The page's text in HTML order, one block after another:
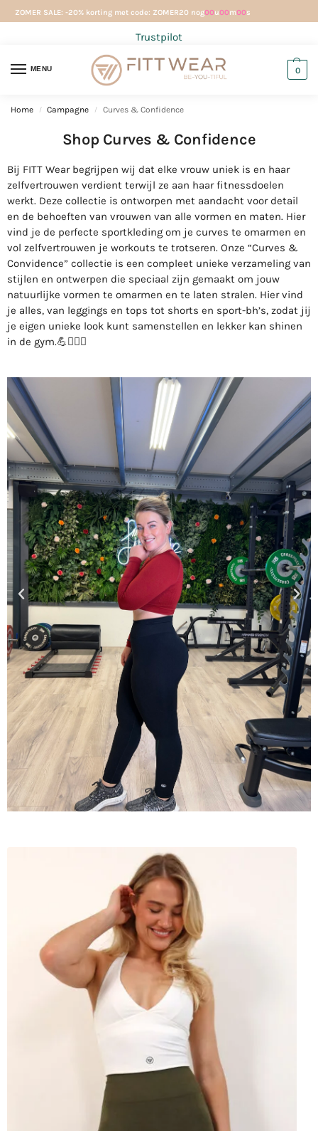
ZOMER SALE: -20% korting met code: ZOMER20 nog00u00m00s
Trustpilot
MENU 0
Home / Campagne / Curves & Confidence
Shop Curves & Confidence
Bij FITT Wear begrijpen wij dat elke vrouw uniek is en haar
zelfvertrouwen verdient terwijl ze aan haar fitnessdoelen
werkt. Deze collectie is ontworpen met aandacht voor detail
en de behoeften van vrouwen van alle vormen en maten. Hier
vind je de perfecte sportkleding om je curves te omarmen en
vol zelfvertrouwen je workouts te trotseren. Onze “Curves &
Convidence” collectie is een compleet unieke verzameling van
stijlen en ontwerpen die speciaal zijn gemaakt om jouw
natuurlijke vormen te omarmen en te laten stralen. Hier vind
je alles, van leggings en tops tot shorts en sport-bh’s, zodat jij
je eigen unieke look kunt samenstellen en lekker kan shinen
in de gym.💪🏃‍♀️✨